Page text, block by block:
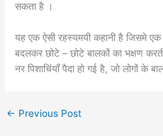
सकता है ।
यह एक ऐसी रहस्यमयी कहानी है जिसमे
बदलकर छोटे – छोटे बालकों का भक्षण
नर पिशाचिंयाँ पैदा हो गई है, जो लोगों के
← Previous Post